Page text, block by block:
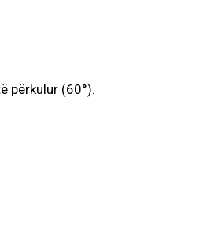
përkulur (60°).